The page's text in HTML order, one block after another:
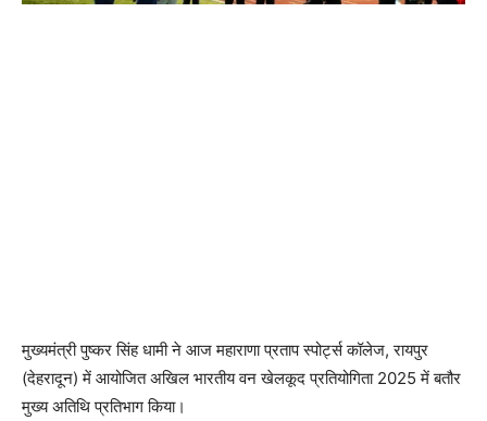
मुख्यमंत्री पुष्कर सिंह धामी ने आज महाराणा प्रताप स्पोर्ट्स कॉलेज, रायपुर
(देहरादून) में आयोजित अखिल भारतीय वन खेलकूद प्रतियोगिता 2025 में बतौर
मुख्य अतिथि प्रतिभाग किया।